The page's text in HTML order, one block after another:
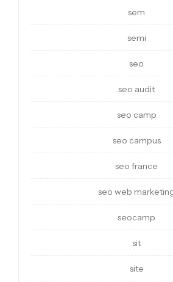
sem
semi
seo
seo audit
seo camp
seo campus
seo france
seo web
seocamp
sit
site